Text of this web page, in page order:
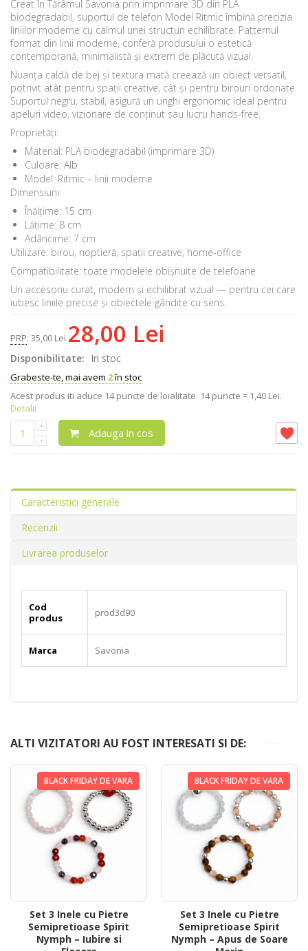
Creat în Tărâmul Savonia prin imprimare 3D din PLA
biodegradabil, suportul de telefon Model Ritmic îmbină precizia
liniilor moderne cu calmul unei structuri echilibrate. Patternul
format din linii moderne, conferă produsului o estetică
contemporană, minimalistă și extrem de plăcută vizual.
Nuanța caldă de bej și textura mată creează un obiect versatil,
potrivit atât pentru spații creative, cât și pentru birouri ordonate.
Suportul negru, stabil, asigură un unghi ergonomic ideal pentru
apeluri video, vizionare de conținut sau lucru hands-free.
Proprietăți:
Material: PLA biodegradabil (imprimare 3D)
Culoare: Alb
Model: Ritmic – linii moderne
Dimensiuni:
Înălțime: 15 cm
Lățime: 8 cm
Adâncime: 7 cm
Utilizare: birou, noptieră, spații creative, home-office
Compatibilitate: toate modelele obișnuite de telefoane
Un accesoriu curat, modern și echilibrat vizual — pentru cei care
iubesc liniile precise și obiectele gândite cu sens.
PRP: 35,00 Lei 28,00 Lei
Disponibilitate: In stoc
Grabeste-te, mai avem 2în stoc
Acest produs iti aduce 14puncte de loialitate. 14 puncte = 1,40 Lei.
Detalii
Adauga in cos
Caracteristici generale
Recenzii
Livrarea produselor
Cod
produs
prod3d90
Marca Savonia
ALTI VIZITATORI AU FOST INTERESATI SI DE:
BLACK FRIDAY DE VARA
Set 3 Inele cu Pietre
Semipretioase Spirit
Nymph – Iubire si
BLACK FRIDAY DE VARA
Set 3 Inele cu Pietre
Semipretioase Spirit
Nymph – Apus de Soare